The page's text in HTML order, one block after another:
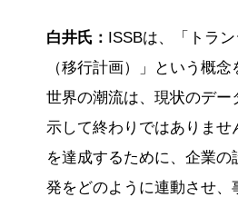
白井氏： ISSBは、「トラ
（移行計画）」という概念
世界の潮流は、現状のデー
示して終わりではありませ
を達成するために、企業の
発をどのように連動させ、